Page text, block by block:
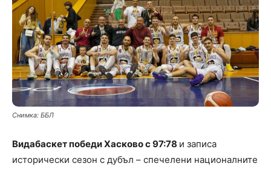
Снимка: ББЛ
Видабаскет победи Хасково с 97:78 и записа
исторически сезон с дубъл – спечелени националните